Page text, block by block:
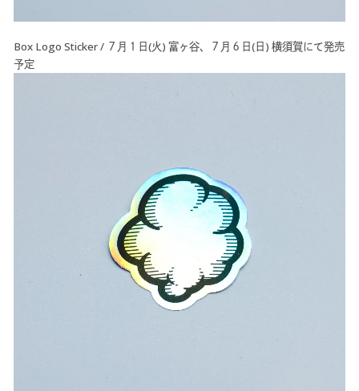
Box Logo Sticker / ７月１日(火) 富ヶ谷、７月６日(日) 横須賀にて発売
予定